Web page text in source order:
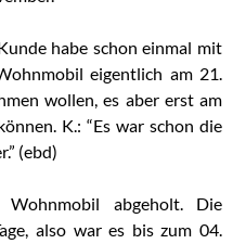
habe schon einmal mit
eigentlich am 21.
wollen, es aber erst am
K.: “Es war schon die
(ebd)
abgeholt. Die
also war es bis zum 04.